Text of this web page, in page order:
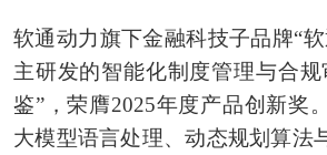
软通动力旗下金融科技子品牌“
主研发的智能化制度管理与合规
鉴”，荣膺2025年度产品创新奖
大模型语言处理、动态规划算法